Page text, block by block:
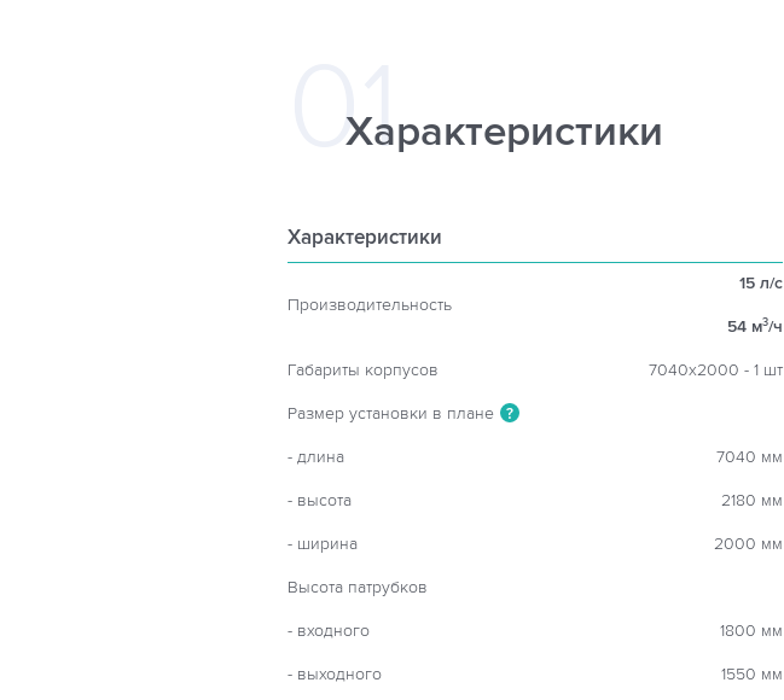
Характеристики
Характеристики
Производительность
15 л/с
54 м3/ч
Габариты корпусов 7040х2000 - 1 шт
Размер установки в плане ?
- длина 7040 мм
- высота 2180 мм
- ширина 2000 мм
Высота патрубков
- входного 1800 мм
- выходного 1550 мм